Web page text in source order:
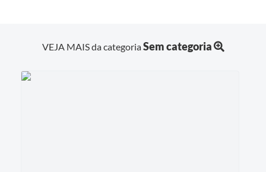
VEJA MAIS da categoriaSem categoria